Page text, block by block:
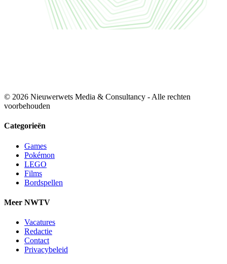
© 2026 Nieuwerwets Media & Consultancy - Alle rechten
voorbehouden
Categorieën
Games
Pokémon
LEGO
Films
Bordspellen
Meer NWTV
Vacatures
Redactie
Contact
Privacybeleid